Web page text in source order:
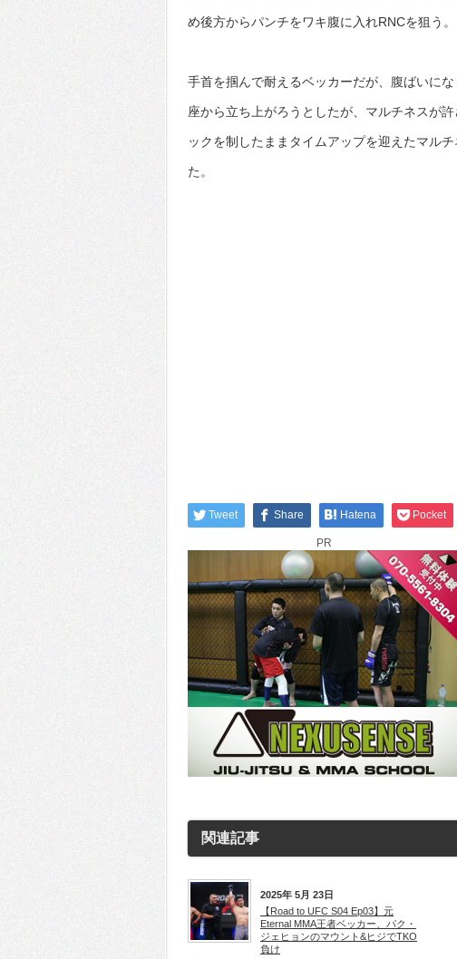
め後方からパンチをワキ腹に入れRNCを狙う。
手首を掴んで耐えるベッカーだが、腹ばいに
座から立ち上がろうとしたが、マルチネスが
ックを制したままタイムアップを迎えたマル
た。
Tweet Share Hatena Pocket
PR
関連記事
2025年 5月 23日
【Road to UFC S04 Ep03】元
Eternal MMA王者ベッカー、パク・
ジェヒョンのマウント&ヒジでTKO
負け